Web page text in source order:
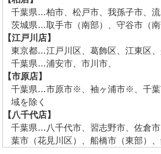
千葉県…柏市、松戸市、我孫子市、
茨城県…取手市（南部）、守谷市（南
【江戸川店】
東京都…江戸川区、葛飾区、江東区
千葉県…浦安市、市川市、
【市原店】
千葉県…市原市※、袖ヶ浦市※、千
域を除く
【八千代店】
千葉県…八千代市、習志野市、佐倉
葉市（花見川区）、船橋市（東部）、